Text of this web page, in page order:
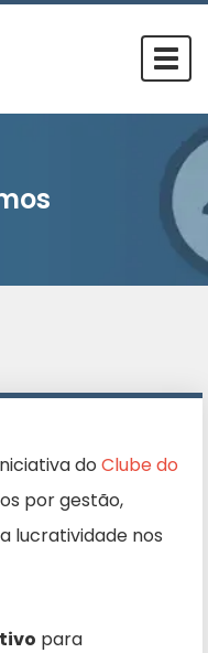
do Clube do
por gestão,
lucratividade nos
para